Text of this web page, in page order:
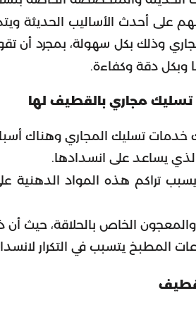
على أحدث الأساليب الحديثة
وذلك بكل سهولة، بمجرد أن
وبكل دقة وكفاءة.
مجاري بالقطيف لها
تسليك المجاري وهناك
يساعد على انسدادها.
يسبب تراكم هذه المواد
والمعجون الخاص بالحلاقة،
المطبخ يتسبب في التكرار